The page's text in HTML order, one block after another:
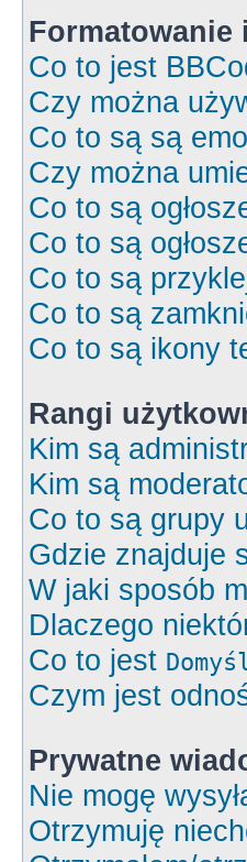
Formatowanie
Co to jest
Czy można
Co to są są
Czy można
Co to są
Co to są
Co to są
Co to są
Co to są ikony
Rangi
Kim są
Kim są
Co to są grupy
Gdzie znajduje
W jaki sposób
Dlaczego
Co to jest
Czym jest
Prywatne
Nie mogę
Otrzymuję